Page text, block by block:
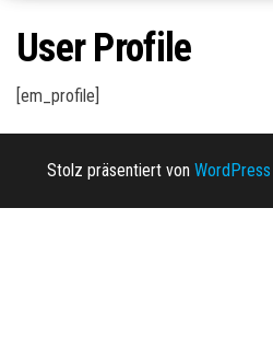
User Profile
[em_profile]
Stolz präsentiert von WordPress